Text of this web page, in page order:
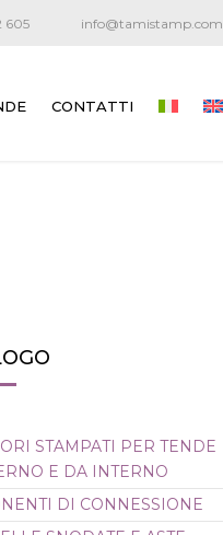
605 info@tamistamp.com
ESTERNO
CONTATTI
STAMPATI PER TENDE
E DA INTERNO
DI CONNESSIONE